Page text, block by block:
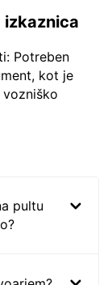
izkaznica
Potreben
kot je
pultu